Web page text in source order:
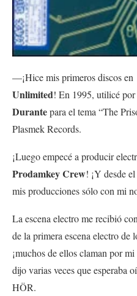
—¡Hice mis primeros discos en
Unlimited! En 1995, utilicé
Durantepara el tema “The
Plasmek Records.
¡Luego empecé a producir
Prodamkey Crew! ¡Y desde
mis producciones sólo con mi
La escena electro me recibió
de la primera escena electro de
¡muchos de ellos claman por mi
dijo varias veces que esperaba
HÖR.